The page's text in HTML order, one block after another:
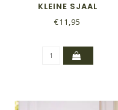
KLEINE SJAAL
LAVENDELBLAUW
€11,95